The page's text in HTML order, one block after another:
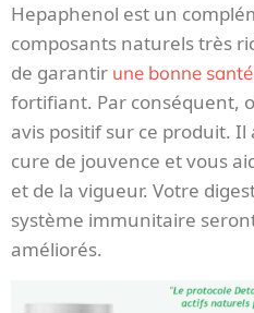
Hepaphenol est un
composants naturels très
de garantir une bonne santé
fortifiant. Par conséquent,
avis positif sur ce produit.
cure de jouvence et vous
et de la vigueur. Votre
système immunitaire
améliorés.